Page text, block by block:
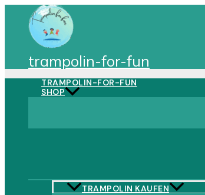
Inhalt
springen
trampolin-for-fun
TRAMPOLIN-FOR-FUN
SHOP
TRAMPOLIN KAUFEN